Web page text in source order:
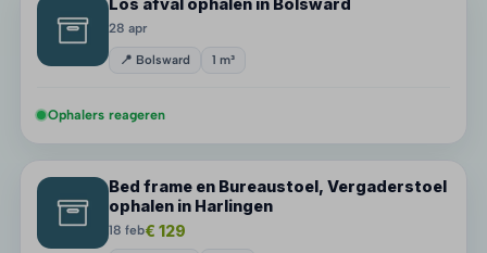
Los afval ophalen in Bolsward
28 apr
📍 Bolsward 1 m³
Ophalers reageren
Bed frame en Bureaustoel, Vergaderstoel
ophalen in Harlingen
18 feb€ 129